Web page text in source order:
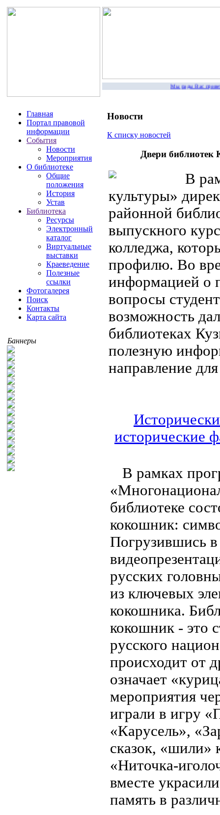
Мы рады Вас
Главная
Портал правовой
информации
События
Новости
Мероприятия
О библиотеке
Общие
положения
История
Устав
Библиотека
Ресурсы
Электронный
каталог
Виртуальные
выставки
Краеведение
Полезные
ссылки
Фотогалерея
Поиск
Контакты
Карта сайта
Баннеры
Новости
К списку новостей
Двери библиотек
В
культуры»
районной
выпускного
колледжа,
профилю. Во
информацией о
вопросы
возможность
библиотеках
полезную
направление
исторические
В рамках
библиотеке
кокошник:
Погрузившись
русских
из ключевых
кокошника.
кокошник - это
русского
происходит от
означает
мероприятия
играли в игру
«Карусель»,
сказок, «шили»
«Ниточка-
вместе
память в